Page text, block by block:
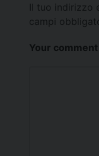
Il tuo indirizzo
campi
Your comment